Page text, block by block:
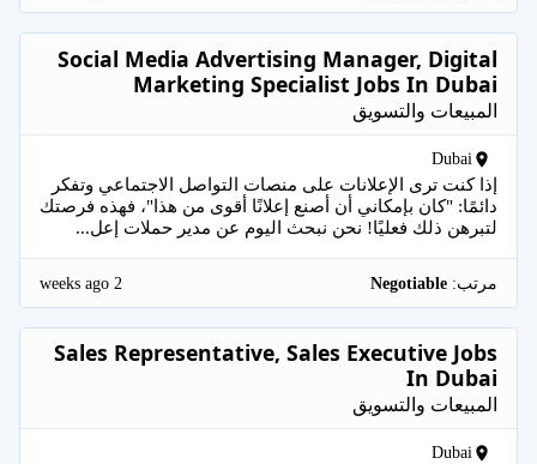
Social Media Advertising Manager, Digital
Marketing Specialist Jobs In Dubai
المبيعات والتسويق
Dubai
إذا كنت ترى الإعلانات على منصات التواصل الاجتماعي وتفكر
دائمًا: "كان بإمكاني أن أصنع إعلانًا أقوى من هذا"، فهذه فرصتك
لتبرهن ذلك فعليًا! نحن نبحث اليوم عن مدير حملات إعل...
مرتب: 2 weeks ago
Sales Representative, Sales Executive Jobs
In Dubai
المبيعات والتسويق
Dubai